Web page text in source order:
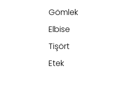
Gömlek
Elbise
Tişört
Etek